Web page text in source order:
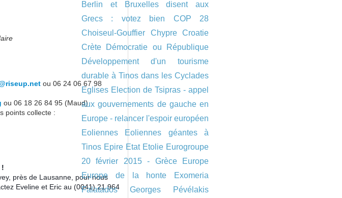
ou 06 24 06 67 98
ou 06 18 26 84 95 (Maud)
points collecte :
!
près de Lausanne, pour nous
Eveline et Eric au (0041) 21 964
Berlin et Bruxelles disent aux
Grecs : votez bien
COP 28
Choiseul-Gouffier
Chypre
Croatie
Crète
Démocratie ou République
Développement d'un tourisme
durable à Tinos dans les Cyclades
Eglises Election de Tsipras - appel
aux gouvernements de gauche en
Europe - relancer l'espoir européen
Eoliennes
Eoliennes géantes à
Tinos Epire Etat Etolie Eurogroupe
20 février 2015 - Grèce
Europe
Europe de la honte
Exomeria
Falatados
Georges Pévélakis